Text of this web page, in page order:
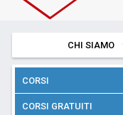
CHI SIAMO
CORSI
CORSI GRATUITI